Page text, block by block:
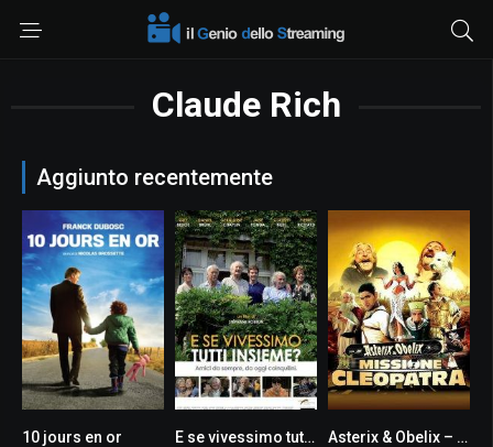
Claude Rich
Aggiunto recentemente
10 jours en or 6.7E se vivessimo tutti insieme? 6.6Asterix & Obelix – Missione Cleopatra